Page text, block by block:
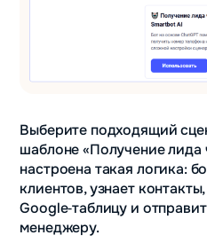
Выберите подходящий
шаблоне «Получение лида
настроена такая логика:
клиентов, узнает
Google‑таблицу и
менеджеру.